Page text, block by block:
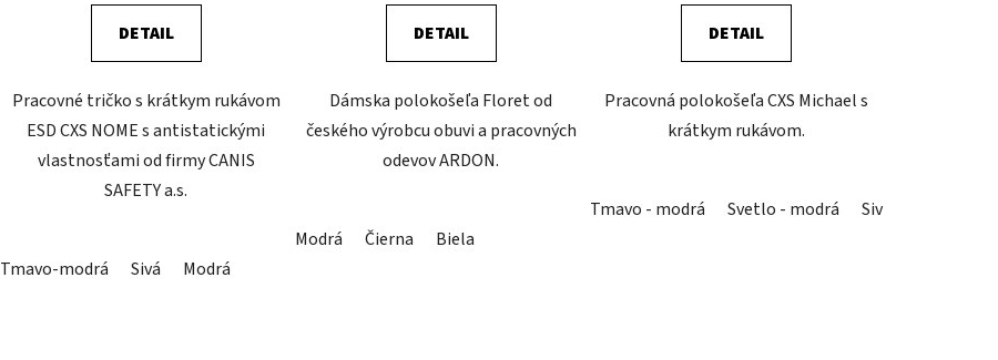
DETAIL
Pracovné tričko s krátkym rukávom
ESD CXS NOME s antistatickými
vlastnosťami od firmy CANIS
SAFETY a.s.
Tmavo-modrá Sivá Modrá
DETAIL
Dámska polokošeľa Floret od
českého výrobcu obuvi a pracovných
odevov ARDON.
Modrá Čierna Biela
DETAIL
Pracovná polokošeľa CXS Michael s
krátkym rukávom.
Tmavo - modrá Svetlo - modrá Sivá